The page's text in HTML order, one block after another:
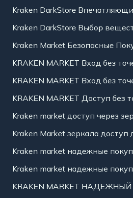
Kraken DarkStore
Kraken DarkStore Выбор
Kraken Market Безопасные
KRAKEN MARKET Вход без
KRAKEN MARKET Вход без
KRAKEN MARKET Доступ без
Kraken market доступ через
Kraken Market зеркала доступ
Kraken market надежные
Kraken market надежные
KRAKEN MARKET